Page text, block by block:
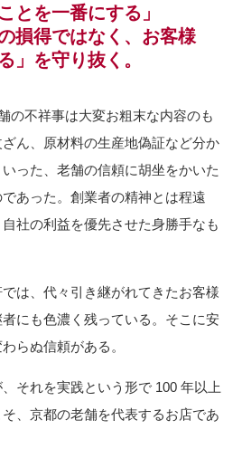
とを一番にする」
損得ではなく、お客様
」を守り抜く。
の不祥事は大変お粗末な内容のも
ん、原材料の生産地偽証など分か
った、老舗の信頼に胡坐をかいた
あった。創業者の精神とは程遠
社の利益を優先させた身勝手なも
は、代々引き継がれてきたお客様
にも色濃く残っている。そこに安
らぬ信頼がある。
それを実践という形で 100 年以上
、京都の老舗を代表するお店であ